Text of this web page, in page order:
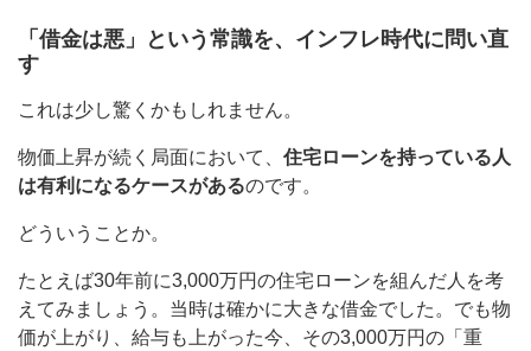
「借金は悪」という常識を、インフレ時代に問い直
す
これは少し驚くかもしれません。
物価上昇が続く局面において、 住宅ローンを持っている人
は有利になるケースがあるのです。
どういうことか。
たとえば30年前に3,000万円の住宅ローンを組んだ人を考
えてみましょう。当時は確かに大きな借金でした。でも物
価が上がり、給与も上がった今、その3,000万円の「重